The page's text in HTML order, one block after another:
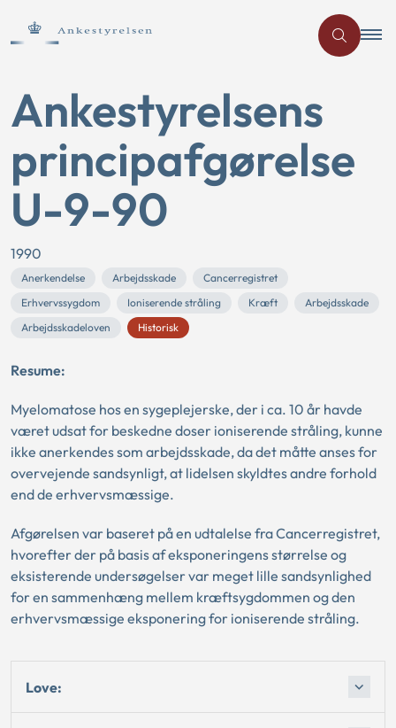
Ankestyrelsens
principafgørelse
U-9-90
1990
Anerkendelse Arbejdsskade
Cancerregistret
Erhvervssygdom
Ioniserende stråling Kræft
Arbejdsskade
Arbejdsskadeloven
Historisk
Resume:
Myelomatose hos en sygeplejerske, der i ca. 10 år havde
været udsat for beskedne doser ioniserende stråling, kunne
ikke anerkendes som arbejdsskade, da det måtte anses for
overvejende sandsynligt, at lidelsen skyldtes andre forhold
end de erhvervsmæssige.
Afgørelsen var baseret på en udtalelse fra Cancerregistret,
hvorefter der på basis af eksponeringens størrelse og
eksisterende undersøgelser var meget lille sandsynlighed
for en sammenhæng mellem kræftsygdommen og den
erhvervsmæssige eksponering for ioniserende stråling.
Love: